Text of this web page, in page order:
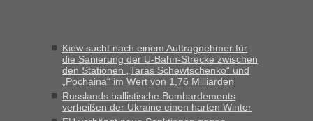
Milliarden aufgedeckt
„Kein Zoll. Du musst an sich nur sagen dass das privat ist
und du nicht damit handeln willst. So lange das nicht
Originalverpackt ist und ersichlich das nicht neu sollte es
keine Probleme geben“
Kiew sucht nach einem Auftragnehmer für
die Sanierung der U-Bahn-Strecke zwischen
den Stationen „Taras Schewtschenko“ und
„Pochaina“ im Wert von 1,76 Milliarden
Russlands ballistische Bombardements
verheißen der Ukraine einen harten Winter